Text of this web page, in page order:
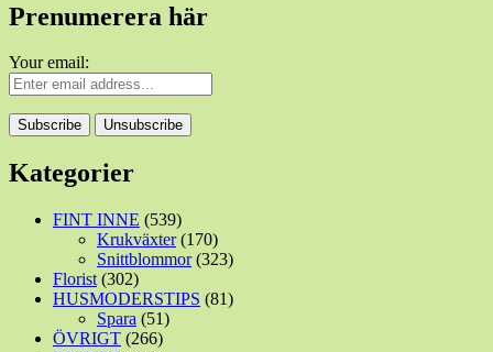
Prenumerera här
Your email:
Kategorier
FINT INNE (539)
Krukväxter(170)
Snittblommor(323)
Florist (302)
HUSMODERSTIPS (81)
Spara (51)
ÖVRIGT (266)